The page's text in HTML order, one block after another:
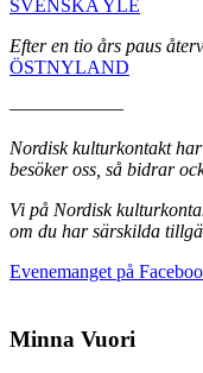
SVENSKA YLE
Efter en tio års paus
ÖSTNYLAND
––––––––––––
Nordisk kulturkontakt
besöker oss, så bidrar
Vi på Nordisk
om du har särskilda
Evenemanget på
Minna Vuori